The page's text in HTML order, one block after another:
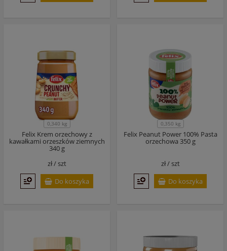
0,340 kg
Felix Krem orzechowy z
kawałkami orzeszków ziemnych
340 g
zł /szt
Do koszyka
0,350 kg
Felix Peanut Power 100% Pasta
orzechowa 350 g
zł /szt
Do koszyka